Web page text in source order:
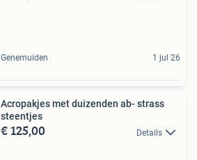
Genemuiden 1 jul 26
Acropakjes met duizenden ab- strass
steentjes
€ 125,00 Details